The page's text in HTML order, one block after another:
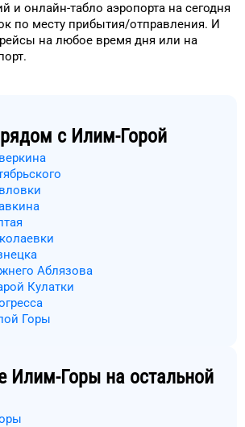
и онлайн-табло аэропорта на сегодня
по месту прибытия/отправления. И
на любое время дня или на
.
с Илим-Горой
Аблязова
Кулатки
Горы
Илим-Горы на остальной